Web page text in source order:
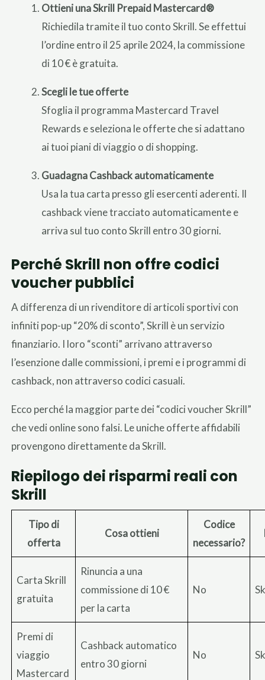
Ottieni una Skrill Prepaid Mastercard®
Richiedila tramite il tuo conto Skrill. Se effettui
l’ordine entro il 25 aprile 2024, la commissione
di 10 € è gratuita.
Scegli le tue offerte
Sfoglia il programma Mastercard Travel
Rewards e seleziona le offerte che si adattano
ai tuoi piani di viaggio o di shopping.
Guadagna Cashback automaticamente
Usa la tua carta presso gli esercenti aderenti. Il
cashback viene tracciato automaticamente e
arriva sul tuo conto Skrill entro 30 giorni.
Perché Skrill non offre codici
voucher pubblici
A differenza di un rivenditore di articoli sportivi con
infiniti pop-up “20% di sconto”, Skrill è un servizio
finanziario. I loro “sconti” arrivano attraverso
l’esenzione dalle commissioni, i premi e i programmi di
cashback, non attraverso codici casuali.
Ecco perché la maggior parte dei “codici voucher Skrill”
che vedi online sono falsi. Le uniche offerte affidabili
provengono direttamente da Skrill.
Riepilogo dei risparmi reali con
Skrill
Tipo di
offerta
Cosa ottieni
Codice
necessario?
Carta Skrill
gratuita
Rinuncia a una
commissione di 10 €
per la carta
No
Premi di
viaggio
Mastercard
Cashback automatico
entro 30 giorni
No